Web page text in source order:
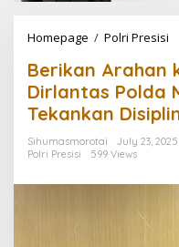
Homepage / Polri Presisi
k
a
n
a
Berikan Arahan
Dirlantas Polda
Tekankan
Sihumasmorotai
July 23, 2025
Polri Presisi
599 Views